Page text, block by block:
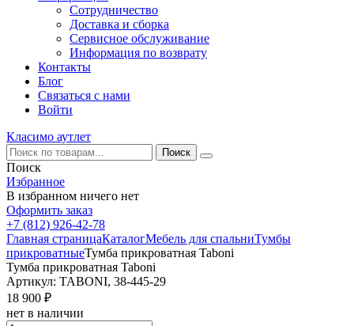
Сотрудничество
Доставка и сборка
Сервисное обслуживание
Информация по возврату
Контакты
Блог
Связаться с нами
Войти
Класимо аутлет
Поиск
Избранное
В избранном ничего нет
Оформить заказ
+7 (812) 926-42-78
Главная страницаКаталогМебель для спальниТумбы
прикроватныеТумба прикроватная Taboni
Тумба прикроватная Taboni
Артикул: TABONI, 38-445-29
18 900 ₽
нет в наличии